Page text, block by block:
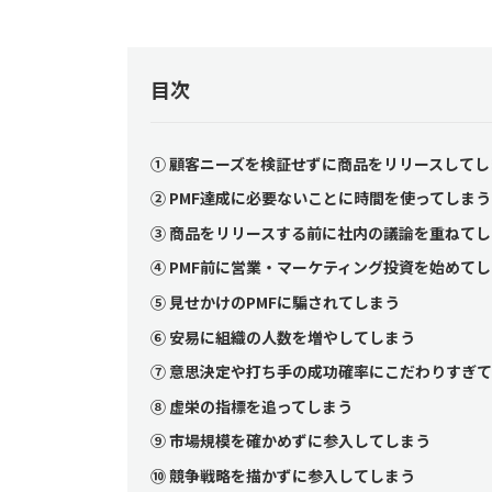
目次
① 顧客ニーズを検証せずに商品をリリースしてし
② PMF達成に必要ないことに時間を使ってしまう
③ 商品をリリースする前に社内の議論を重ねて
④ PMF前に営業・マーケティング投資を始めて
⑤ 見せかけのPMFに騙されてしまう
⑥ 安易に組織の人数を増やしてしまう
⑦ 意思決定や打ち手の成功確率にこだわりすぎ
⑧ 虚栄の指標を追ってしまう
⑨ 市場規模を確かめずに参入してしまう
⑩ 競争戦略を描かずに参入してしまう